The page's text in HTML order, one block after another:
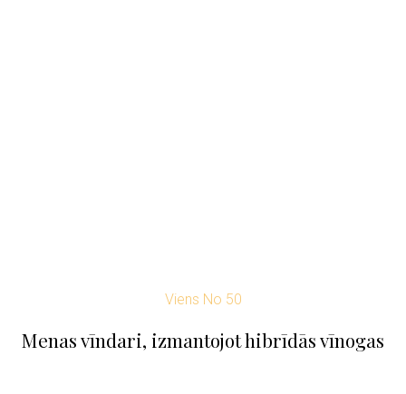
Viens No 50
Menas vīndari, izmantojot hibrīdās vīnogas